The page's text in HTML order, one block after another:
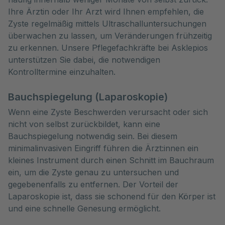
Ihre Ärztin oder Ihr Arzt wird Ihnen empfehlen, die
Zyste regelmäßig mittels Ultraschalluntersuchungen
überwachen zu lassen, um Veränderungen frühzeitig
zu erkennen. Unsere Pflegefachkräfte bei Asklepios
unterstützen Sie dabei, die notwendigen
Kontrolltermine einzuhalten.
Bauchspiegelung (Laparoskopie)
Wenn eine Zyste Beschwerden verursacht oder sich
nicht von selbst zurückbildet, kann eine
Bauchspiegelung notwendig sein. Bei diesem
minimalinvasiven Eingriff führen die Ärzt:innen ein
kleines Instrument durch einen Schnitt im Bauchraum
ein, um die Zyste genau zu untersuchen und
gegebenenfalls zu entfernen. Der Vorteil der
Laparoskopie ist, dass sie schonend für den Körper ist
und eine schnelle Genesung ermöglicht.